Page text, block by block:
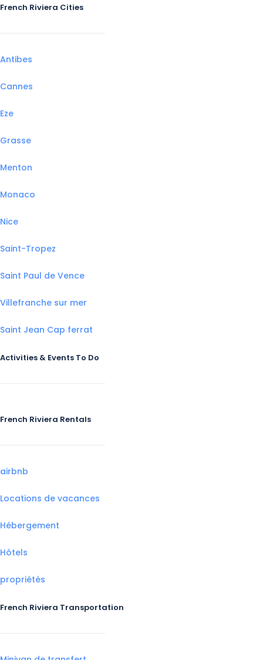
French Riviera Cities
Antibes
Cannes
Eze
Grasse
Menton
Monaco
Nice
Saint-Tropez
Saint Paul de Vence
Villefranche sur mer
Saint Jean Cap ferrat
Activities & Events To Do
French Riviera Rentals
airbnb
Locations de vacances
Hébergement
Hôtels
propriétés
French Riviera Transportation